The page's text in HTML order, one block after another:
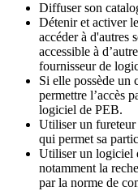
Diffuser son
Détenir et activer
accéder à d'autres
accessible à d’
fournisseur de
Si elle possède
permettre l’accès
logiciel de PEB.
Utiliser un fureteur
qui permet sa
Utiliser un logiciel
notamment la
par la norme de